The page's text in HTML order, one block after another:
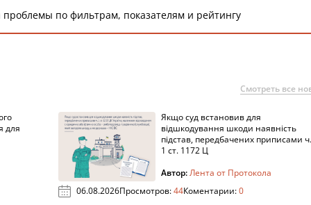
по фильтрам, показателям и рейтингу
Смотреть все
для
Якщо суд встановив для
відшкодування шкоди наявність
підстав, передбачених приписами ч.
1 ст. 1172 Ц
Автор:Лента от Протокола
06.08.2026Просмотров:44Коментарии:0